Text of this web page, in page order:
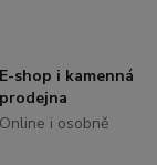
E-shop i kamenná
prodejna
Online i osobně